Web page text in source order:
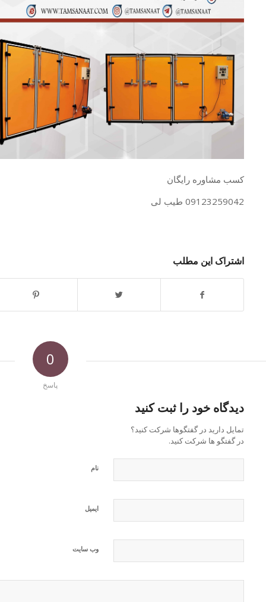
کسب مشاوره رایگان
09123259042 طیب لی
اشتراک این مطلب
0
پاسخ
دیدگاه خود را ثبت کنید
تمایل دارید در گفتگوها شرکت کنید؟
در گفتگو ها شرکت کنید.
نام
ایمیل
وب‌ سایت